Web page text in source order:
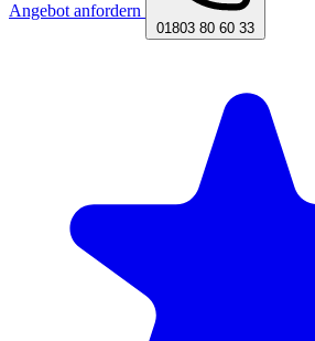
Angebot anfordern
01803 80 60 33